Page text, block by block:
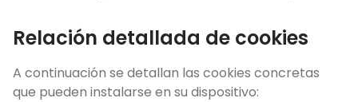
Relación detallada de cookies
A continuación se detallan las cookies concretas
que pueden instalarse en su dispositivo: